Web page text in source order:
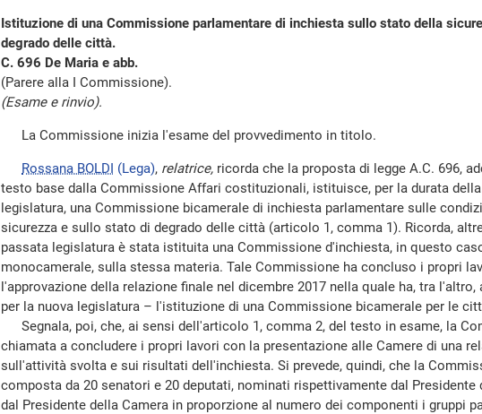
Istituzione di una Commissione parlamentare di inchiesta sullo stato della
degrado delle città.
C. 696 De Maria e abb.
(Parere alla I Commissione).
(Esame e rinvio).
La Commissione inizia l'esame del provvedimento in titolo.
Rossana BOLDI (Lega), relatrice, ricorda che la proposta di legge A.C. 696,
testo base dalla Commissione Affari costituzionali, istituisce, per la durata della
legislatura, una Commissione bicamerale di inchiesta parlamentare sulle
sicurezza e sullo stato di degrado delle città (articolo 1, comma 1). Ricorda,
passata legislatura è stata istituita una Commissione d'inchiesta, in questo
monocamerale, sulla stessa materia. Tale Commissione ha concluso i propri
l'approvazione della relazione finale nel dicembre 2017 nella quale ha, tra l'altro,
per la nuova legislatura – l'istituzione di una Commissione bicamerale per le
Segnala, poi, che, ai sensi dell'articolo 1, comma 2, del testo in esame, la
chiamata a concludere i propri lavori con la presentazione alle Camere di una
sull'attività svolta e sui risultati dell'inchiesta. Si prevede, quindi, che la
composta da 20 senatori e 20 deputati, nominati rispettivamente dal Presidente
dal Presidente della Camera in proporzione al numero dei componenti i gruppi